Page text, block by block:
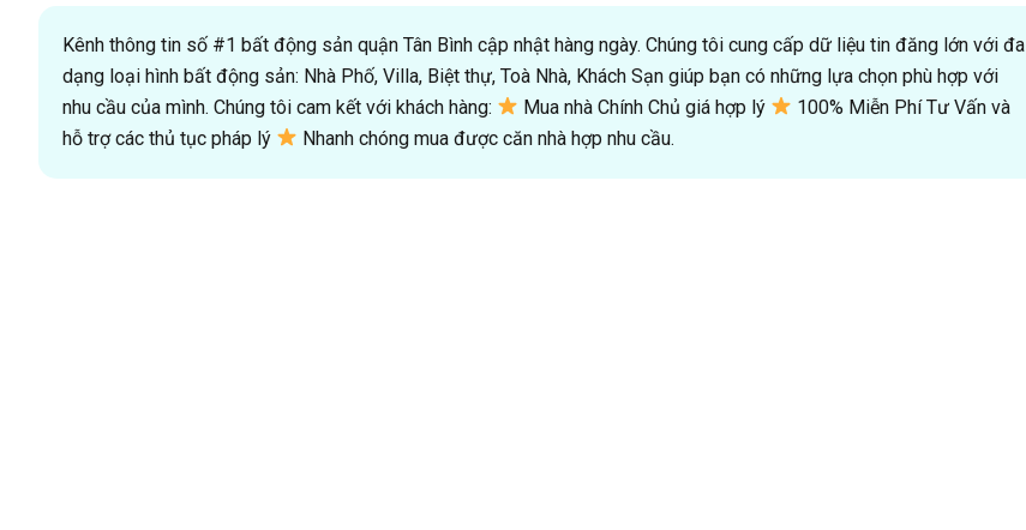
Kênh thông tin số #1 bất động sản quận Tân Bình cập nhật hàng ngày. Chúng tôi cung cấp dữ liệu tin đăng lớn với đa
dạng loại hình bất động sản: Nhà Phố, Villa, Biệt thự, Toà Nhà, Khách Sạn giúp bạn có những lựa chọn phù hợp với
nhu cầu của mình. Chúng tôi cam kết với khách hàng:
Mua nhà Chính Chủ giá hợp lý
100% Miễn Phí Tư Vấn và
hỗ trợ các thủ tục pháp lý
Nhanh chóng mua được căn nhà hợp nhu cầu.